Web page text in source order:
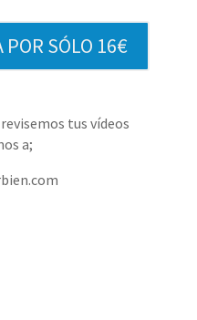
POR SÓLO 16€
tus vídeos
a;